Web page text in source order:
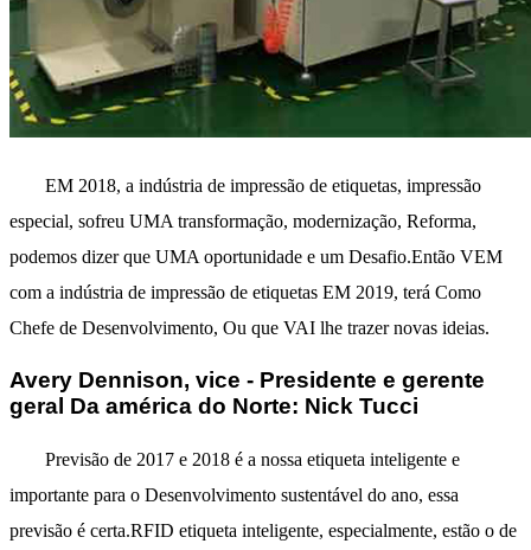
EM 2018, a indústria de impressão de etiquetas, impressão
especial, sofreu UMA transformação, modernização, Reforma,
podemos dizer que UMA oportunidade e um Desafio.Então VEM
com a indústria de impressão de etiquetas EM 2019, terá Como
Chefe de Desenvolvimento, Ou que VAI lhe trazer novas ideias.
Avery Dennison, vice - Presidente e gerente
geral Da américa do Norte: Nick Tucci
Previsão de 2017 e 2018 é a nossa etiqueta inteligente e
importante para o Desenvolvimento sustentável do ano, essa
previsão é certa.RFID etiqueta inteligente, especialmente, estão o de